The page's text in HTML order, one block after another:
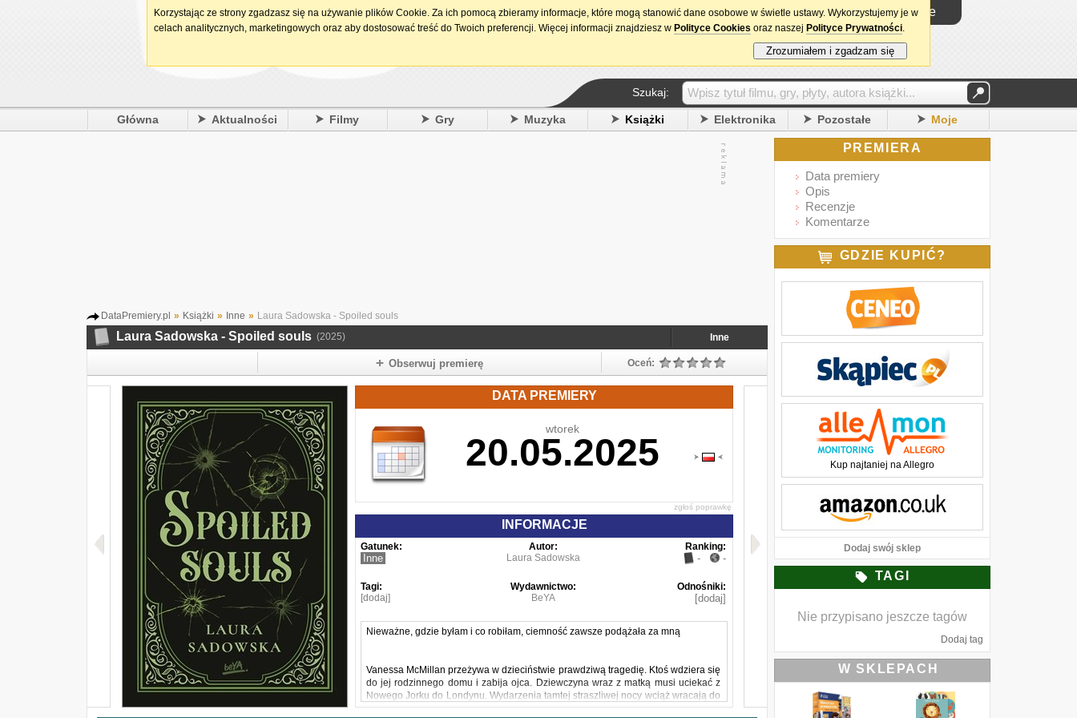
15. urodziny DataPremiery.pl Logowanie
Szukaj:
Główna Aktualności Filmy Gry Muzyka Książki Elektronika Pozostałe Moje
DataPremiery.pl » Książki » Inne » Laura Sadowska - Spoiled souls
Laura Sadowska - Spoiled souls (2025) Inne
Obserwuj premierę Oceń:
DATA PREMIERY
wtorek
20.05.2025
zgłoś poprawkę
INFORMACJE
Gatunek:
Inne
Autor:
Laura Sadowska
Ranking:
- -
Tagi:
[dodaj]
Wydawnictwo:
BeYA
Odnośniki:
[dodaj]
Nieważne, gdzie byłam i co robiłam, ciemność zawsze podążała za mną
Vanessa McMillan przeżywa w dzieciństwie prawdziwą tragedię. Ktoś wdziera się
do jej rodzinnego domu i zabija ojca. Dziewczyna wraz z matką musi uciekać z
Nowego Jorku do Londynu. Wydarzenia tamtej straszliwej nocy wciąż wracają do
Vanessy w koszmarach, odbierają jej spokojny sen i skazują na życie w cieniu.
PREMIERA
Data premiery
Opis
Recenzje
Komentarze
GDZIE KUPIĆ?
Kup najtaniej na Allegro
Dodaj swój sklep
TAGI
Nie przypisano jeszcze tagów
Dodaj tag
W SKLEPACH
Korzystając ze strony zgadzasz się na używanie plików Cookie. Za ich pomocą zbieramy informacje, które mogą stanowić dane osobowe w świetle ustawy. Wykorzystujemy je w
celach analitycznych, marketingowych oraz aby dostosować treść do Twoich preferencji. Więcej informacji znajdziesz w Polityce Cookies oraz naszej Polityce Prywatności.
Zrozumiałem i zgadzam się